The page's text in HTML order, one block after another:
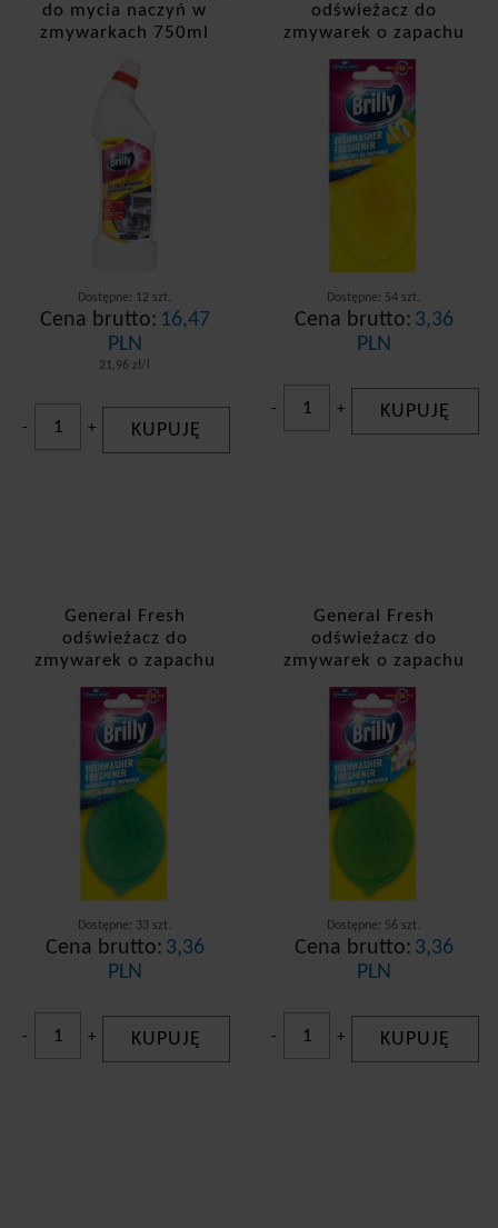
do mycia naczyń w
zmywarkach 750ml
Dostępne: 12 szt.
Cena brutto: 16,47
PLN
21,96 zł/l
- + KUPUJĘ
odświeżacz do
zmywarek o zapachu
cytrynowym
Dostępne: 54 szt.
Cena brutto: 3,36
PLN
- + KUPUJĘ
General Fresh
odświeżacz do
zmywarek o zapachu
miętowym
Dostępne: 33 szt.
Cena brutto: 3,36
PLN
- + KUPUJĘ
General Fresh
odświeżacz do
zmywarek o zapachu
zielonego jabłuszka
Dostępne: 56 szt.
Cena brutto: 3,36
PLN
- + KUPUJĘ